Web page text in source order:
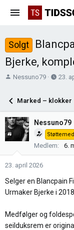
Solgt
Bjerke,
T
å
s
t
a
e
r
Nessuno79
O
p
t
t
e
t
23.
Marked – klokker
Nessuno79
Medlem 6.
23. april 2026
Selger en Blancpain
Urmaker Bjerke i 2018.
Medfølger og
seilduksrem er